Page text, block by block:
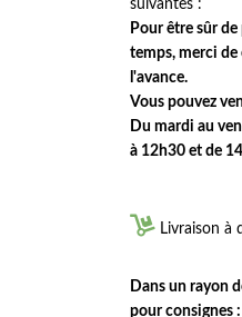
suivantes :
Pour être sûr
temps, merci de
l'avance.
Vous pouvez
Du mardi au
à 12h30 et de
 Livraison à
Dans un rayon
pour consignes